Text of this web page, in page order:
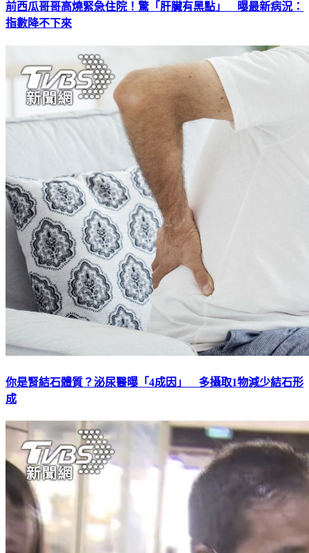
前西瓜哥哥高燒緊急住院！驚「肝臟有黑點」 曝最新病況：
指數降不下來
你是腎結石體質？泌尿醫曝「4成因」 多攝取1物減少結石形
成